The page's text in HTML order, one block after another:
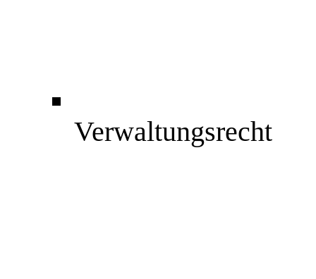
Verwaltungsrecht